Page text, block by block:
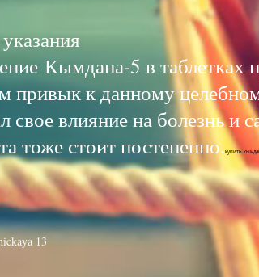
Кымдана-5 в таблетках
привык к данному
свое влияние на болезнь и
тоже стоит постепенно.купить
13